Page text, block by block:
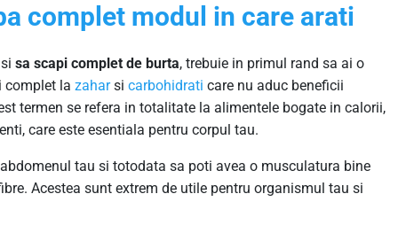
complet modul in care arati
sa scapi complet de burta, trebuie in primul rand sa ai o
complet la zaharsi carbohidrati care nu aduc beneficii
termen se refera in totalitate la alimentele bogate in calorii,
care este esentiala pentru corpul tau.
tau si totodata sa poti avea o musculatura bine
Acestea sunt extrem de utile pentru organismul tau si